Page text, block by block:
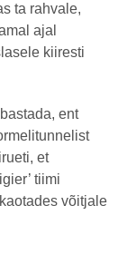
ta rahvale,
ajal
kiiresti
ent
et
tiimi
võitjale